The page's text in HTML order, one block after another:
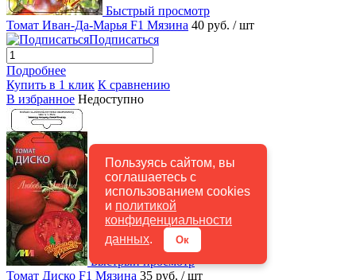
Пользуясь сайтом, вы
соглашаетесь с
использованием cookies
и политикой
конфиденциальности
данных. Ок
Быстрый просмотр
Томат Иван-Да-Марья F1 Мязина 40 руб. / шт
Подписаться
Подробнее
Купить в 1 клик К сравнению
В избранное Недоступно
Быстрый просмотр
Томат Диско F1 Мязина 35 руб. / шт